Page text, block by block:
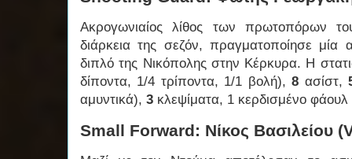
Ακρογωνιαίος λίθος των πρωτοπόρων
διάρκεια της σεζόν, πραγματοποίησε
διπλό της Νικόπολης στην Κέρκυρα. Η
δίποντα, 1/4 τρίποντα, 1/1 βολή),8 ασίστ,
αμυντικά), 3 κλεψίματα, 1 κερδισμένο
Small Forward: Νίκος Βασιλείου